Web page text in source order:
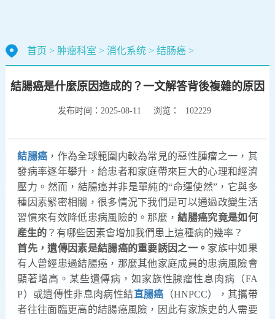
首页 > 肿瘤科室 > 消化系统> 结肠癌>
結腸癌是什麼原因造成的？一文解答背後複雜的原因
发布时间：2025-08-11 浏览： 102229
結腸癌 ，作為全球範圍内較為常見的惡性腫瘤之一，其
發病率逐年攀升，給患者和家庭帶來巨大的心理和經濟
壓力。然而，結腸癌并非是單純的“命運使然”，它與多
種因素緊密相關，很多情況下我們是可以通過改變生活
習慣來有效降低患病風險的。那麼，結腸癌究竟是如何
産生的 ？有哪些因素會增加我們患上這種病的幾率？
首先，遺傳因素是結腸癌的重要誘因之一。 家族中如果
有人曾經患過結腸癌，那麼其他家庭成員的患病風險會
顯著增高。某些遺傳病，如家族性腺瘤性息肉病（FA
P）或遺傳性非息肉病性結直腸癌 （HNPCC），其攜帶
者往往面臨更高的結腸癌風險，因此有家族史的人需要